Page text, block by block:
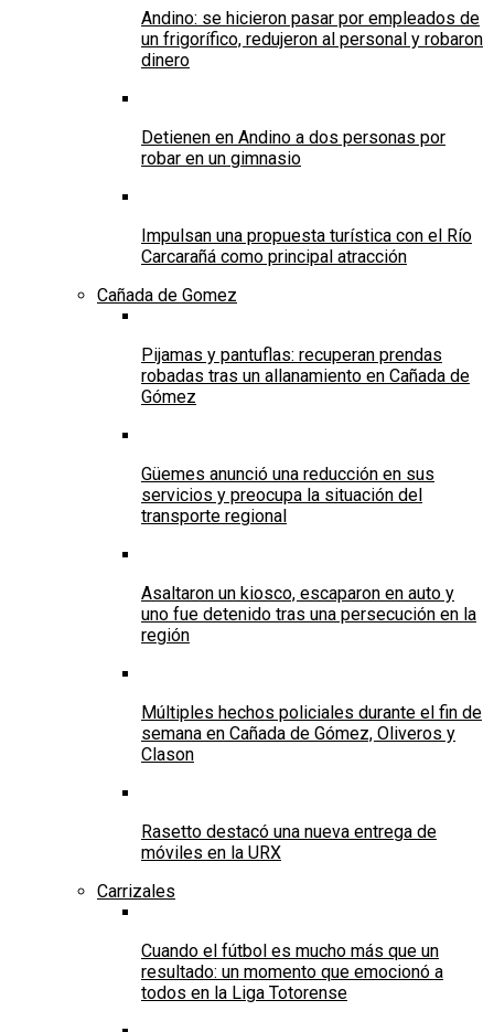
Andino: se hicieron pasar por empleados de
un frigorífico, redujeron al personal y robaron
dinero
Detienen en Andino a dos personas por
robar en un gimnasio
Impulsan una propuesta turística con el Río
Carcarañá como principal atracción
Cañada de Gomez
Pijamas y pantuflas: recuperan prendas
robadas tras un allanamiento en Cañada de
Gómez
Güemes anunció una reducción en sus
servicios y preocupa la situación del
transporte regional
Asaltaron un kiosco, escaparon en auto y
uno fue detenido tras una persecución en la
región
Múltiples hechos policiales durante el fin de
semana en Cañada de Gómez, Oliveros y
Clason
Rasetto destacó una nueva entrega de
móviles en la URX
Carrizales
Cuando el fútbol es mucho más que un
resultado: un momento que emocionó a
todos en la Liga Totorense